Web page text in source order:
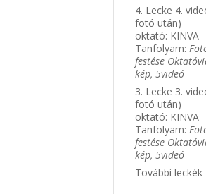
4. Lecke 4.
fotó után)
oktató: KINVA
Tanfolyam:
festése
kép, 5videó
3. Lecke 3.
fotó után)
oktató: KINVA
Tanfolyam:
festése
kép, 5videó
További leckék